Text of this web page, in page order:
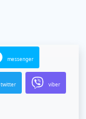
messenger
twitter viber